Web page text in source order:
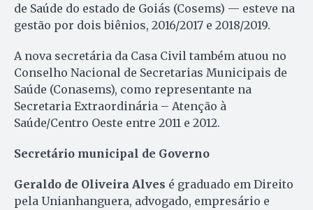
de Saúde do estado de Goiás (Cosems) — esteve na
gestão por dois biênios, 2016/2017 e 2018/2019.
A nova secretária da Casa Civil também atuou no
Conselho Nacional de Secretarias Municipais de
Saúde (Conasems), como representante na
Secretaria Extraordinária – Atenção à
Saúde/Centro Oeste entre 2011 e 2012.
Secretário municipal de Governo
Geraldo de Oliveira Alves é graduado em Direito
pela Unianhanguera, advogado, empresário e